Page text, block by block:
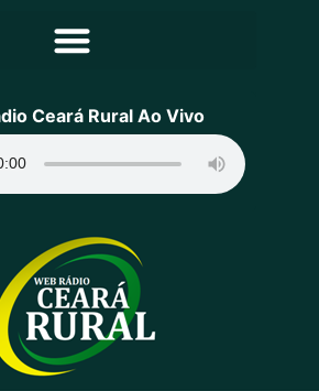
Equipe
Contato
Ceará Rural Ao Vivo